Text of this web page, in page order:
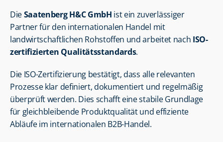
Die Saatenberg H&C GmbH ist ein zuverlässiger
Partner für den internationalen Handel mit
landwirtschaftlichen Rohstoffen und arbeitet nach ISO-
zertifizierten Qualitätsstandards.
Die ISO-Zertifizierung bestätigt, dass alle relevanten
Prozesse klar definiert, dokumentiert und regelmäßig
überprüft werden. Dies schafft eine stabile Grundlage
für gleichbleibende Produktqualität und effiziente
Abläufe im internationalen B2B-Handel.